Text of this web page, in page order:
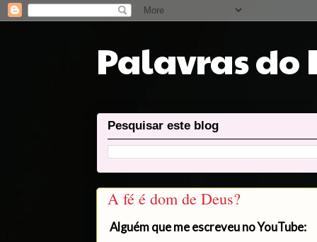
Palavras do
Pesquisar este blog
A fé é dom de Deus?
Alguém que me escreveu no YouTube: